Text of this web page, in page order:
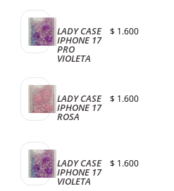
LADY CASE
IPHONE 17
PRO
VIOLETA
$ 1.600
LADY CASE
IPHONE 17
ROSA
$ 1.600
LADY CASE
IPHONE 17
VIOLETA
$ 1.600